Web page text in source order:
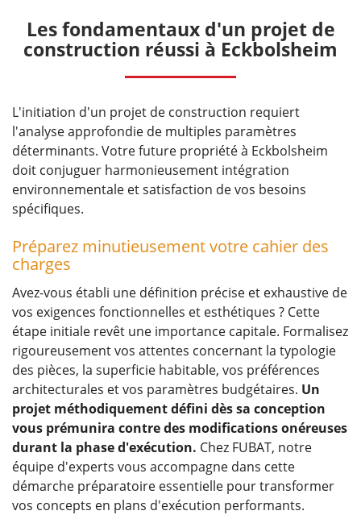
Les fondamentaux d'un projet de
construction réussi à Eckbolsheim
L'initiation d'un projet de construction requiert
l'analyse approfondie de multiples paramètres
déterminants. Votre future propriété à Eckbolsheim
doit conjuguer harmonieusement intégration
environnementale et satisfaction de vos besoins
spécifiques.
Préparez minutieusement votre cahier des
charges
Avez-vous établi une définition précise et exhaustive de
vos exigences fonctionnelles et esthétiques ? Cette
étape initiale revêt une importance capitale. Formalisez
rigoureusement vos attentes concernant la typologie
des pièces, la superficie habitable, vos préférences
architecturales et vos paramètres budgétaires. Un
projet méthodiquement défini dès sa conception
vous prémunira contre des modifications onéreuses
durant la phase d'exécution. Chez FUBAT, notre
équipe d'experts vous accompagne dans cette
démarche préparatoire essentielle pour transformer
vos concepts en plans d'exécution performants.